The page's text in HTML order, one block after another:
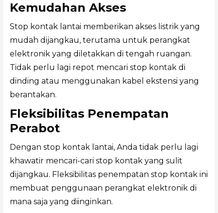
Kemudahan Akses
Stop kontak lantai memberikan akses listrik yang
mudah dijangkau, terutama untuk perangkat
elektronik yang diletakkan di tengah ruangan.
Tidak perlu lagi repot mencari stop kontak di
dinding atau menggunakan kabel ekstensi yang
berantakan.
Fleksibilitas Penempatan
Perabot
Dengan stop kontak lantai, Anda tidak perlu lagi
khawatir mencari-cari stop kontak yang sulit
dijangkau. Fleksibilitas penempatan stop kontak ini
membuat penggunaan perangkat elektronik di
mana saja yang diinginkan.